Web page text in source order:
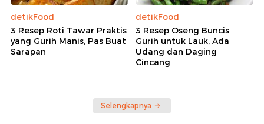
detikFood
3 Resep Roti Tawar Praktis
yang Gurih Manis, Pas Buat
Sarapan
detikFood
3 Resep Oseng Buncis
Gurih untuk Lauk, Ada
Udang dan Daging
Cincang
Selengkapnya